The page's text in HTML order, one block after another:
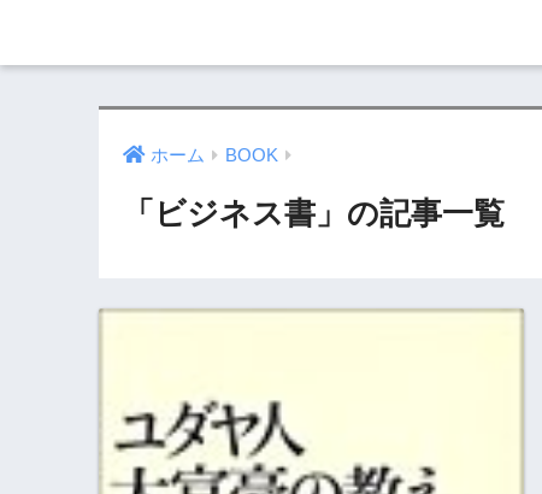
ホーム BOOK
「ビジネス書」の記事一覧